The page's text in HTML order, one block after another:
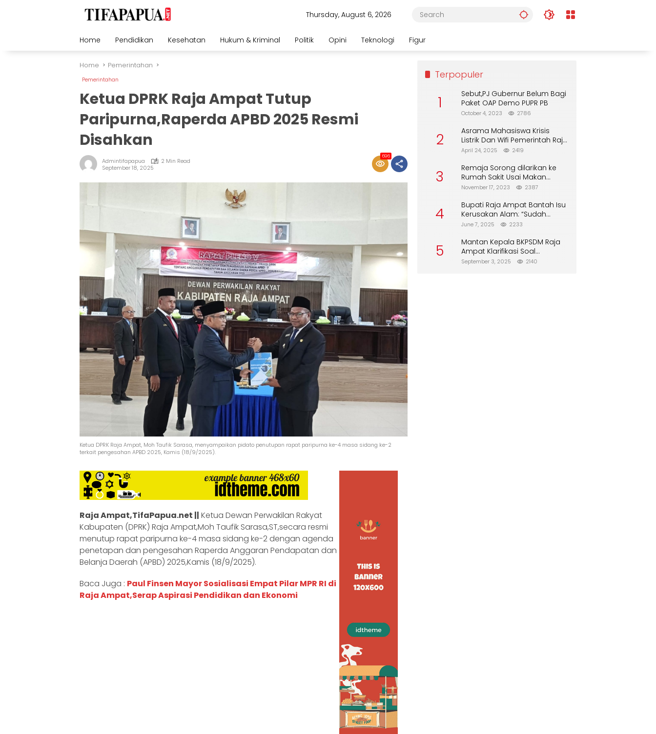
Thursday, August 6, 2026
Home Pendidikan Kesehatan Hukum & Kriminal Politik Opini Teknologi Figur
Home Pemerintahan
Pemerintahan
Ketua DPRK Raja Ampat Tutup
Paripurna,Raperda APBD 2025 Resmi
Disahkan
Admintifapapua
2 Min Read
September 18, 2025
696
Ketua DPRK Raja Ampat, Moh Taufik Sarasa, menyampaikan pidato penutupan rapat paripurna ke-4 masa sidang ke-2
terkait pengesahan APBD 2025, Kamis (18/9/2025).
Raja Ampat,TifaPapua.net || Ketua Dewan Perwakilan Rakyat
Kabupaten (DPRK) Raja Ampat,Moh Taufik Sarasa,ST,secara resmi
menutup rapat paripurna ke-4 masa sidang ke-2 dengan agenda
penetapan dan pengesahan Raperda Anggaran Pendapatan dan
Belanja Daerah (APBD) 2025,Kamis (18/9/2025).
Baca Juga : Paul Finsen Mayor Sosialisasi Empat Pilar MPR RI di
Raja Ampat,Serap Aspirasi Pendidikan dan Ekonomi
Terpopuler
1
Sebut,PJ Gubernur Belum Bagi
Paket OAP Demo PUPR PB
October 4, 2023 2786
2
Asrama Mahasiswa Krisis
Listrik Dan Wifi Pemerintah Raja
Ampat Alasan Tunggu DPA
April 24, 2025 2419
3
Remaja Sorong dilarikan ke
Rumah Sakit Usai Makan
Biskuit dari Alfamart
November 17, 2023 2387
4
Bupati Raja Ampat Bantah Isu
Kerusakan Alam: “Sudah
Direboisasi dan Tidak Merusak
June 7, 2025 2233
5
Mantan Kepala BKPSDM Raja
Ampat Klarifikasi Soal
Pergantian Jabatan
September 3, 2025 2140